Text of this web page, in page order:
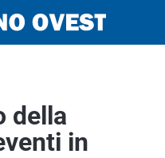
della
in